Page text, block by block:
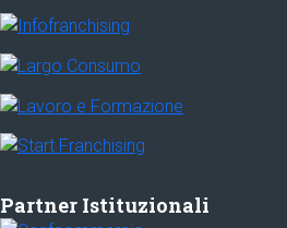
Partner Istituzionali